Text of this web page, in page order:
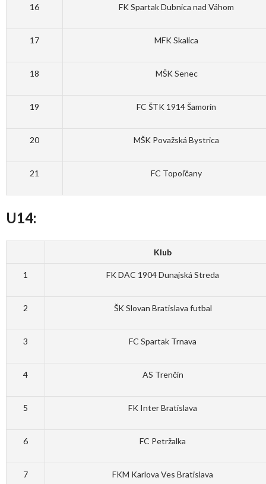
16 FK Spartak Dubnica nad Váhom
17 MFK Skalica
18 MŠK Senec
19 FC ŠTK 1914 Šamorín
20 MŠK Považská Bystrica
21 FC Topoľčany
U14:
Klub
1 FK DAC 1904 Dunajská Streda
2 ŠK Slovan Bratislava futbal
3 FC Spartak Trnava
4 AS Trenčín
5 FK Inter Bratislava
6 FC Petržalka
7 FKM Karlova Ves Bratislava